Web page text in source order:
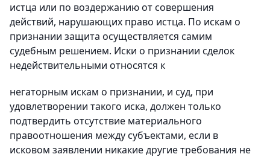
истца или по воздержанию от совершения
действий, нарушающих право истца. По искам о
признании защита осуществляется самим
судебным решением. Иски о признании сделок
недействительными относятся к
негаторным искам о признании, и суд, при
удовлетворении такого иска, должен только
подтвердить отсутствие материального
правоотношения между субъектами, если в
исковом заявлении никакие другие требования не